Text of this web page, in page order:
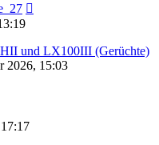
und LX100III (Gerüchte)
2026, 15:03